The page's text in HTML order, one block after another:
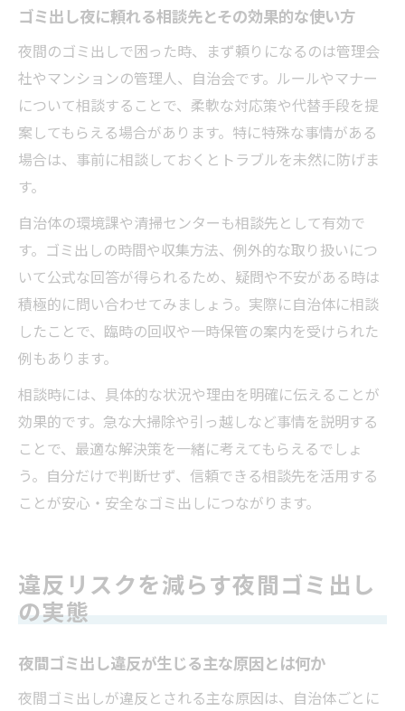
ゴミ出し夜に頼れる相談先とその効果的な使い方
夜間のゴミ出しで困った時、まず頼りになるのは管理会
社やマンションの管理人、自治会です。ルールやマナー
について相談することで、柔軟な対応策や代替手段を提
案してもらえる場合があります。特に特殊な事情がある
場合は、事前に相談しておくとトラブルを未然に防げま
す。
自治体の環境課や清掃センターも相談先として有効で
す。ゴミ出しの時間や収集方法、例外的な取り扱いにつ
いて公式な回答が得られるため、疑問や不安がある時は
積極的に問い合わせてみましょう。実際に自治体に相談
したことで、臨時の回収や一時保管の案内を受けられた
例もあります。
相談時には、具体的な状況や理由を明確に伝えることが
効果的です。急な大掃除や引っ越しなど事情を説明する
ことで、最適な解決策を一緒に考えてもらえるでしょ
う。自分だけで判断せず、信頼できる相談先を活用する
ことが安心・安全なゴミ出しにつながります。
違反リスクを減らす夜間ゴミ出し
の実態
夜間ゴミ出し違反が生じる主な原因とは何か
夜間ゴミ出しが違反とされる主な原因は、自治体ごとに